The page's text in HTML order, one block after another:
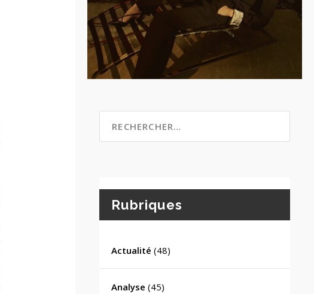
Rubriques
Actualité (48)
Analyse (45)